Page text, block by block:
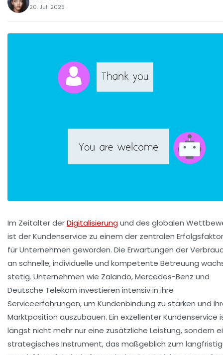
20. Juli 2025
Im Zeitalter derDigitalisierungund des globalen
ist der Kundenservice zu einem der zentralen
für Unternehmen geworden. Die Erwartungen der
an schnelle, individuelle und kompetente Betreuung
stetig. Unternehmen wie Zalando,Mercedes-Benz und
Deutsche Telekom investieren intensiv in ihre
Serviceerfahrungen, um Kundenbindung zu stärken und
Marktposition auszubauen. Ein exzellenter Kundenservice
längst nicht mehr nur eine zusätzliche Leistung, sondern
strategisches Instrument, das maßgeblich zum